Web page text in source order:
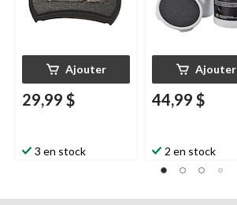
Ajouter
29,99 $
3 en stock
Ajouter
44,99 $
2 en stock